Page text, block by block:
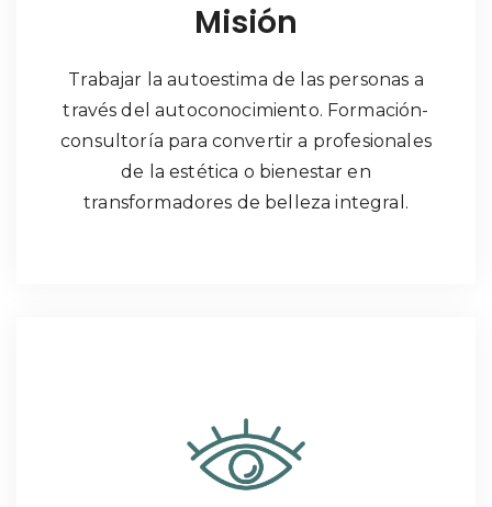
Misión
Trabajar la autoestima de las personas a
través del autoconocimiento. Formación-
consultoría para convertir a profesionales
de la estética o bienestar en
transformadores de belleza integral.